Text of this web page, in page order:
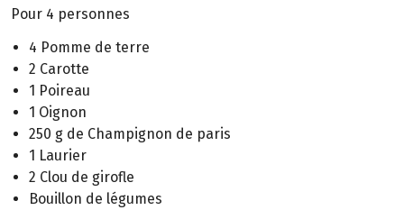
Pour 4 personnes
4 Pomme de terre
2 Carotte
1 Poireau
1 Oignon
250 g de Champignon de paris
1 Laurier
2 Clou de girofle
Bouillon de légumes